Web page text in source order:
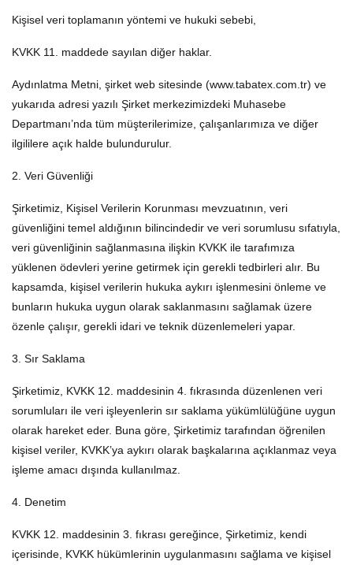
Kişisel veri toplamanın yöntemi ve hukuki sebebi,
KVKK 11. maddede sayılan diğer haklar.
Aydınlatma Metni, şirket web sitesinde (www.tabatex.com.tr) ve
yukarıda adresi yazılı Şirket merkezimizdeki Muhasebe
Departmanı’nda tüm müşterilerimize, çalışanlarımıza ve diğer
ilgililere açık halde bulundurulur.
2. Veri Güvenliği
Şirketimiz, Kişisel Verilerin Korunması mevzuatının, veri
güvenliğini temel aldığının bilincindedir ve veri sorumlusu sıfatıyla,
veri güvenliğinin sağlanmasına ilişkin KVKK ile tarafımıza
yüklenen ödevleri yerine getirmek için gerekli tedbirleri alır. Bu
kapsamda, kişisel verilerin hukuka aykırı işlenmesini önleme ve
bunların hukuka uygun olarak saklanmasını sağlamak üzere
özenle çalışır, gerekli idari ve teknik düzenlemeleri yapar.
3. Sır Saklama
Şirketimiz, KVKK 12. maddesinin 4. fıkrasında düzenlenen veri
sorumluları ile veri işleyenlerin sır saklama yükümlülüğüne uygun
olarak hareket eder. Buna göre, Şirketimiz tarafından öğrenilen
kişisel veriler, KVKK’ya aykırı olarak başkalarına açıklanmaz veya
işleme amacı dışında kullanılmaz.
4. Denetim
KVKK 12. maddesinin 3. fıkrası gereğince, Şirketimiz, kendi
içerisinde, KVKK hükümlerinin uygulanmasını sağlama ve kişisel